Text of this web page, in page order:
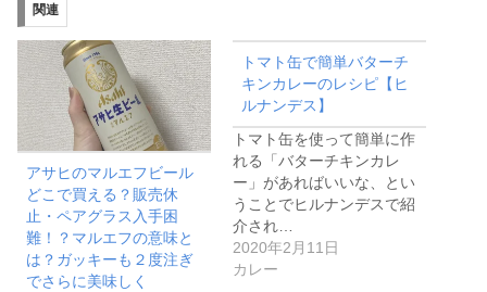
関連
アサヒのマルエフビール
どこで買える？販売休
止・ペアグラス入手困
難！？マルエフの意味と
は？ガッキーも２度注ぎ
でさらに美味しく
トマト缶で簡単バターチ
キンカレーのレシピ【ヒ
ルナンデス】
トマト缶を使って簡単に作
れる「バターチキンカレ
ー」があればいいな、とい
うことでヒルナンデスで紹
介され…
2020年2月11日
カレー